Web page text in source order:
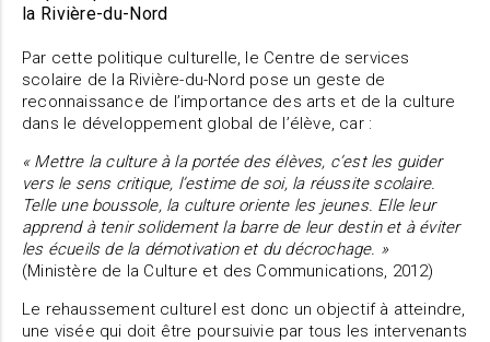
la Rivière-du-Nord
Par cette politique culturelle, le Centre de services
scolaire de la Rivière-du-Nord pose un geste de
reconnaissance de l’importance des arts et de la culture
dans le développement global de l’élève, car :
« Mettre la culture à la portée des élèves, c’est les guider
vers le sens critique, l’estime de soi, la réussite scolaire.
Telle une boussole, la culture oriente les jeunes. Elle leur
apprend à tenir solidement la barre de leur destin et à éviter
les écueils de la démotivation et du décrochage. »
(Ministère de la Culture et des Communications, 2012)
Le rehaussement culturel est donc un objectif à atteindre,
une visée qui doit être poursuivie par tous les intervenants